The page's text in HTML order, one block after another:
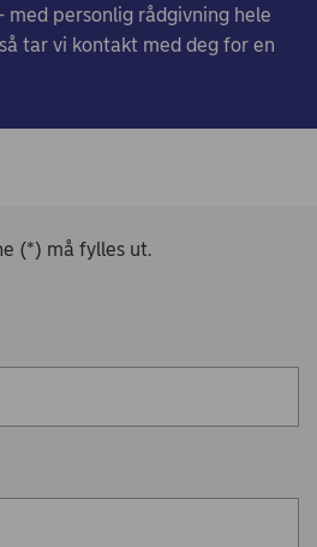
med personlig rådgivning hele
tar vi kontakt med deg for en
(*) må fylles ut.